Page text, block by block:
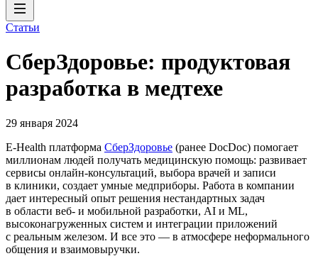
Статьи
СберЗдоровье: продуктовая
разработка в медтехе
29 января 2024
E-Health платформа СберЗдоровье (ранее DocDoc) помогает
миллионам людей получать медицинскую помощь: развивает
сервисы онлайн-консультаций, выбора врачей и записи
в клиники, создает умные медприборы. Работа в компании
дает интересный опыт решения нестандартных задач
в области веб- и мобильной разработки, AI и ML,
высоконагруженных систем и интеграции приложений
с реальным железом. И все это — в атмосфере неформального
общения и взаимовыручки.